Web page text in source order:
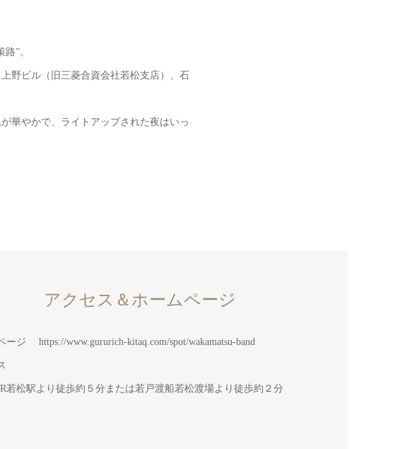
”。
野ビル（旧三菱合資会社若松支店）、石
華やかで、ライトアップされた夜はいっ
アクセス＆ホームページ
ージ https://www.gururich-kitaq.com/spot/wakamatsu-band
若松駅より徒歩約５分または若戸渡船若松渡場より徒歩約２分